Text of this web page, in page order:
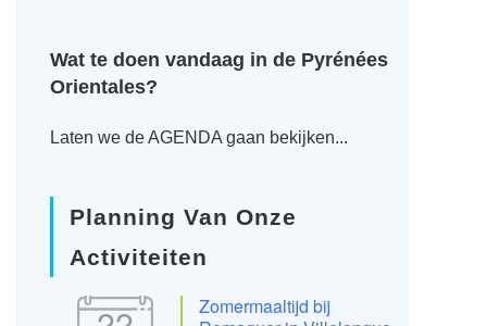
Wat te doen vandaag in de Pyrénées
Orientales?
Laten we de AGENDA gaan bekijken...
Planning Van Onze
Activiteiten
Zomermaaltijd bij